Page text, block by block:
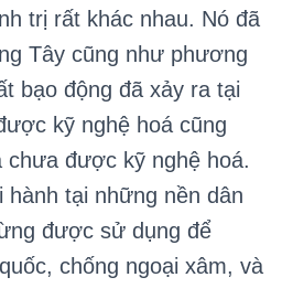
trị rất khác nhau. Nó đã
Tây cũng như phương
bạo động đã xảy ra tại
kỹ nghệ hoá cũng
chưa được kỹ nghệ hoá.
tại những nền dân
được sử dụng để
chống ngoại xâm, và